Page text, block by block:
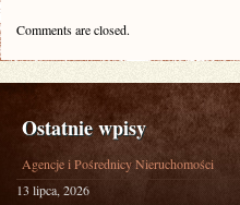
Comments are closed.
Ostatnie wpisy
Agencje i Pośrednicy Nieruchomości
13 lipca, 2026